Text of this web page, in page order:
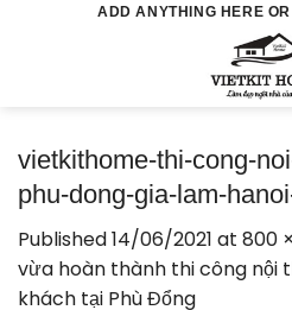
ADD ANYTHING HERE
vietkithome-thi-cong-
phu-dong-gia-lam-
Published14/06/2021 at 800
vừa hoàn thành thi công nội
khách tại Phù Đổng